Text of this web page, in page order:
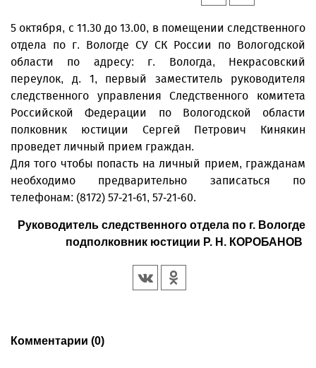
5 октября, с 11.30 до 13.00, в помещении следственного
отдела по г. Вологде СУ СК России по Вологодской
области по адресу: г. Вологда, Некрасовский
переулок, д. 1, первый заместитель руководителя
следственного управления Следственного комитета
Российской Федерации по Вологодской области
полковник юстиции Сергей Петрович Кинякин
проведет личный прием граждан.
Для того чтобы попасть на личный прием, гражданам
необходимо предварительно записаться по
телефонам: (8172) 57-21-61, 57-21-60.
Руководитель следственного отдела по г. Вологде
подполковник юстиции Р. Н. КОРОБАНОВ
Комментарии (0)